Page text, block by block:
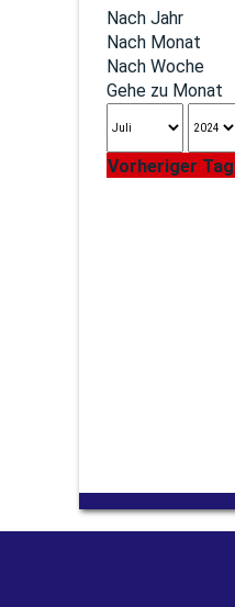
Nach Jahr
Nach Monat
Nach Woche
Gehe zu Monat
Vorheriger Tag